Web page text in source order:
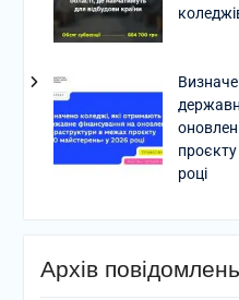
році
Архів повідомлень